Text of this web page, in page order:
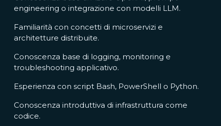
engineering o integrazione con modelli LLM.
Familiarità con concetti di microservizi e
architetture distribuite.
Conoscenza base di logging, monitoring e
troubleshooting applicativo.
Esperienza con script Bash, PowerShell o Python.
Conoscenza introduttiva di infrastruttura come
codice.